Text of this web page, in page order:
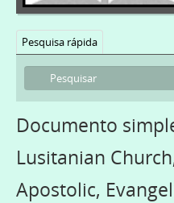
Pesquisa rápida
Documento
Lusitanian
Apostolic,